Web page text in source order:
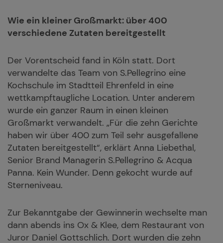
Wie ein kleiner Großmarkt: über 400
verschiedene Zutaten bereitgestellt
Der Vorentscheid fand in Köln statt. Dort
verwandelte das Team von S.Pellegrino eine
Kochschule im Stadtteil Ehrenfeld in eine
wettkampftaugliche Location. Unter anderem
wurde ein ganzer Raum in einen kleinen
Großmarkt verwandelt. „Für die zehn Gerichte
haben wir über 400 zum Teil sehr ausgefallene
Zutaten bereitgestellt“, erklärt Anna Liebethal,
Senior Brand Managerin S.Pellegrino & Acqua
Panna. Kein Wunder. Denn gekocht wurde auf
Sterneniveau.
Zur Bekanntgabe der Gewinnerin wechselte man
dann abends ins Ox & Klee, dem Restaurant von
Juror Daniel Gottschlich. Dort wurden die zehn